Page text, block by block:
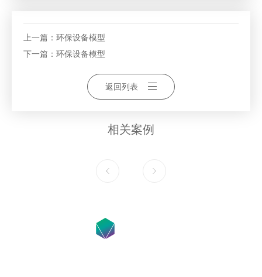
上一篇： 环保设备模型
下一篇： 环保设备模型
返回列表
相关案例